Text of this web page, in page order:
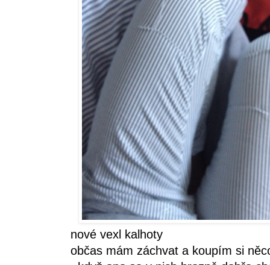
nové vexl kalhoty
občas mám záchvat a koupím si